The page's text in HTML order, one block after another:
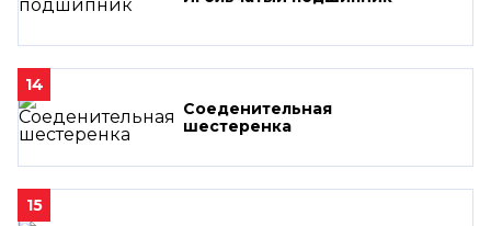
14
Соеденительная
шестеренка
15